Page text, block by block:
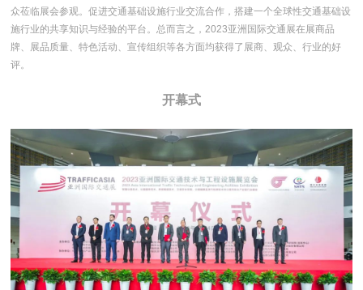
众莅临展会参观。促进交通基础设施行业交流合作，搭建一个全球性交通基础设
施行业的共享知识与经验的平台。总而言之，2023亚洲国际交通展在展商品
牌、展品质量、特色活动、宣传组织等各方面均获得了展商、观众、行业的好
评。
开幕式